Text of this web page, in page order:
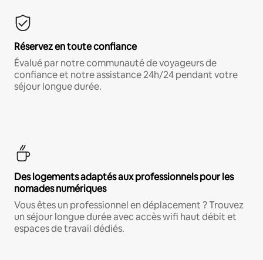
Réservez en toute confiance
Évalué par notre communauté de voyageurs de
confiance et notre assistance 24h/24 pendant votre
séjour longue durée.
Des logements adaptés aux professionnels pour les
nomades numériques
Vous êtes un professionnel en déplacement ? Trouvez
un séjour longue durée avec accès wifi haut débit et
espaces de travail dédiés.